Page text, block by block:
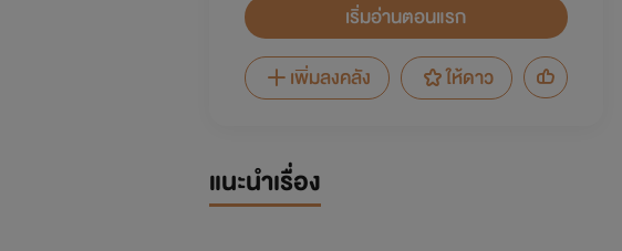
เริ่มอ่านตอนแรก
เพิ่มลงคลัง
ให้ดาว
แนะนำเรื่อง